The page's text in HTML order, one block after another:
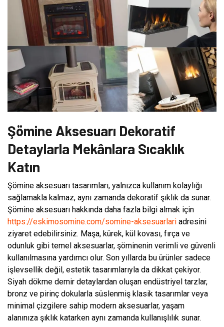
Şömine Aksesuarı Dekoratif
Detaylarla Mekânlara Sıcaklık
Katın
Şömine aksesuarı tasarımları, yalnızca kullanım kolaylığı
sağlamakla kalmaz, aynı zamanda dekoratif şıklık da sunar.
Şömine aksesuarı hakkında daha fazla bilgi almak için
https://eskimosomine.com/somine-aksesuarlari adresini
ziyaret edebilirsiniz. Maşa, kürek, kül kovası, fırça ve
odunluk gibi temel aksesuarlar, şöminenin verimli ve güvenli
kullanılmasına yardımcı olur. Son yıllarda bu ürünler sadece
işlevsellik değil, estetik tasarımlarıyla da dikkat çekiyor.
Siyah dökme demir detaylardan oluşan endüstriyel tarzlar,
bronz ve pirinç dokularla süslenmiş klasik tasarımlar veya
minimal çizgilere sahip modern aksesuarlar, yaşam
alanınıza şıklık katarken aynı zamanda kullanışlılık sunar.